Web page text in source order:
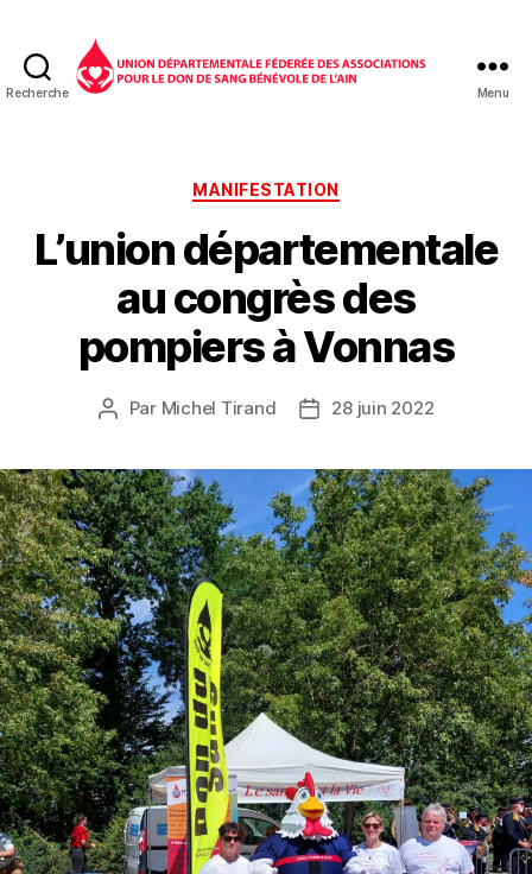
Recherche
01
Menu
Catégories
MANIFESTATION
L’union départementale
au congrès des
pompiers à Vonnas
Auteur
Par Michel Tirand
Date28 juin 2022